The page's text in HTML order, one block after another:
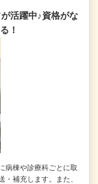
活躍中♪資格がな
！
病棟や診療科ごとに取
・補充します。また、